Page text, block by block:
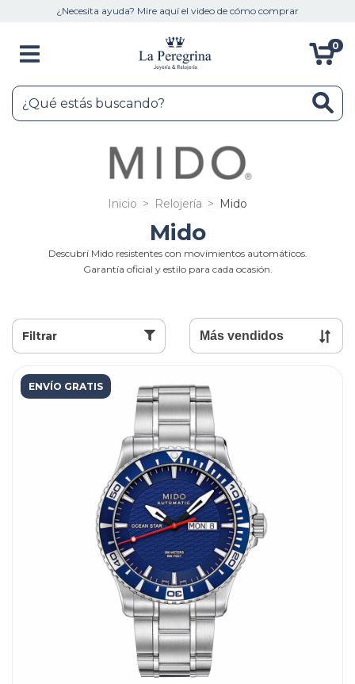
¿Necesita ayuda? Mire aquí el video de cómo comprar
0
Inicio > Relojería > Mido
Mido
Descubrí Mido resistentes con movimientos automáticos.
Garantía oficial y estilo para cada ocasión.
Filtrar
ENVÍO GRATIS